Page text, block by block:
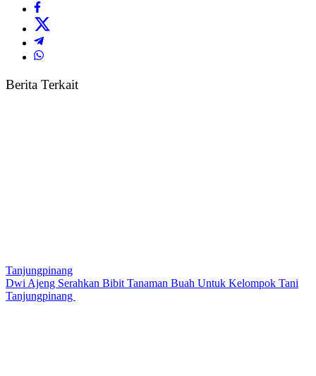
Berita Terkait
Tanjungpinang
Dwi Ajeng Serahkan Bibit Tanaman Buah Untuk Kelompok Tani
Tanjungpinang